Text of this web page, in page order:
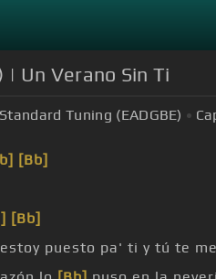
Un Verano Sin Ti
Standard Tuning (EADGBE)
[Bb]
[Bb]
puesto pa' ti y tú te